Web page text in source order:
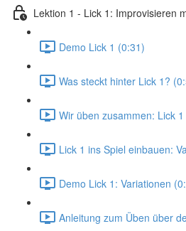
Lektion 1 - Lick 1: Improvisieren
Demo Lick 1 (0:31)
Was steckt hinter Lick 1?
Wir üben zusammen: Lick
Lick 1 ins Spiel einbauen:
Demo Lick 1: Variationen
Anleitung zum Üben über